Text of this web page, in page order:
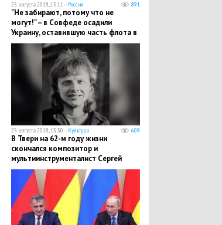
25 августа 2018, 15:11 —Россия 891
"Не забирают, потому что не
могут!" – в Совфеде осадили
Украину, оставившую часть флота в
Крыму
25 августа 2018, 13:30 —Культура 609
В Твери на 62-м году жизни
скончался композитор и
мультиинструменталист Сергей
Локтев